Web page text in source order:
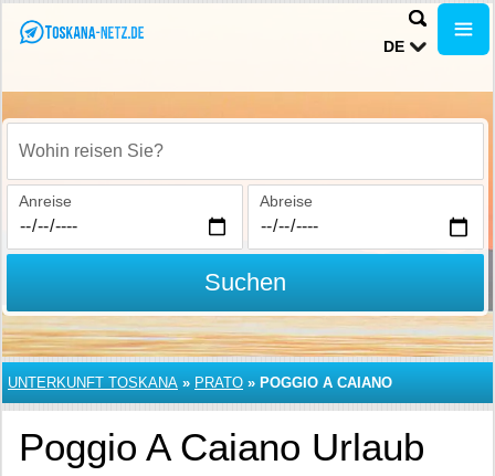
DE
Wohin reisen Sie?
Anreise Abreise
Suchen
UNTERKUNFT TOSKANA » PRATO » POGGIO A CAIANO
Poggio A Caiano Urlaub